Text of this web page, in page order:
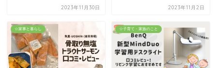
2023年11月30日 2023年11月2日
☆家事と暮らし ☆子育て・家族のこと